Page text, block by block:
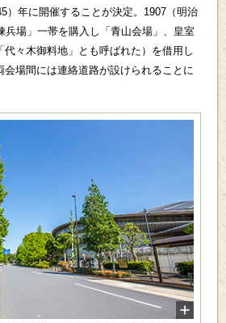
）年に開催することが決定。1907（明治
兵場」一帯を購入し「青山会場」、皇室
々木御料地」とも呼ばれた）を借用し
会場間には連絡道路が設けられることに